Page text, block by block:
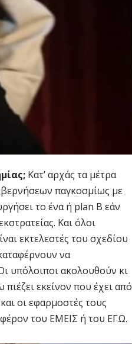
Κατ’ αρχάς τα μέτρα
παγκοσμίως με
το ένα ή plan B εάν
Και όλοι
εκτελεστές του σχεδίου
να
υπόλοιποι ακολουθούν κι
εκείνον που έχει από
οι εφαρμοστές τους
του ΕΜΕΙΣ ή του ΕΓΩ.